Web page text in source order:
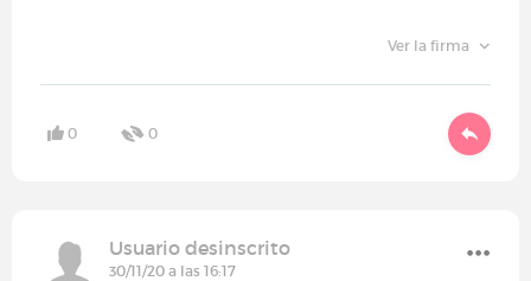
Ver la firma
0 0
Usuario desinscrito
30/11/20 a las 16:17